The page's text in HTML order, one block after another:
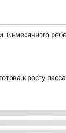
месячного
к росту